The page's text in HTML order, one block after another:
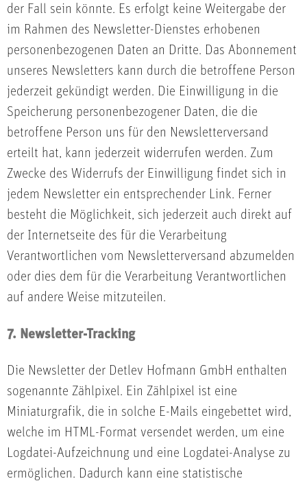
der Fall sein könnte. Es erfolgt keine Weitergabe der
im Rahmen des Newsletter-Dienstes erhobenen
personenbezogenen Daten an Dritte. Das Abonnement
unseres Newsletters kann durch die betroffene Person
jederzeit gekündigt werden. Die Einwilligung in die
Speicherung personenbezogener Daten, die die
betroffene Person uns für den Newsletterversand
erteilt hat, kann jederzeit widerrufen werden. Zum
Zwecke des Widerrufs der Einwilligung findet sich in
jedem Newsletter ein entsprechender Link. Ferner
besteht die Möglichkeit, sich jederzeit auch direkt auf
der Internetseite des für die Verarbeitung
Verantwortlichen vom Newsletterversand abzumelden
oder dies dem für die Verarbeitung Verantwortlichen
auf andere Weise mitzuteilen.
7. Newsletter-Tracking
Die Newsletter der Detlev Hofmann GmbH enthalten
sogenannte Zählpixel. Ein Zählpixel ist eine
Miniaturgrafik, die in solche E-Mails eingebettet wird,
welche im HTML-Format versendet werden, um eine
Logdatei-Aufzeichnung und eine Logdatei-Analyse zu
ermöglichen. Dadurch kann eine statistische